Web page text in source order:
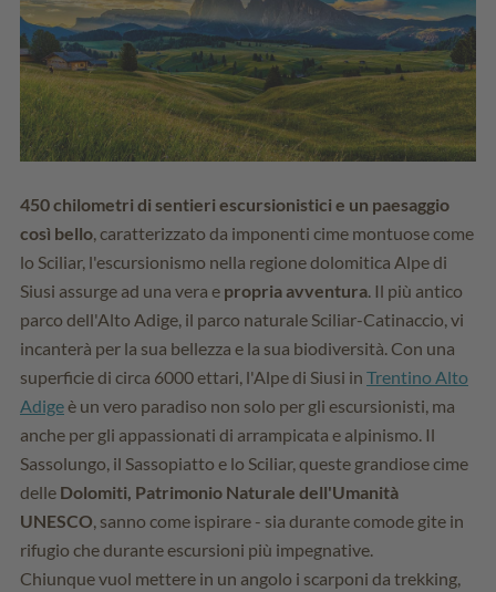
450 chilometri di sentieri escursionistici e un paesaggio
così bello, caratterizzato da imponenti cime montuose come
lo Sciliar, l'escursionismo nella regione dolomitica Alpe di
Siusi assurge ad una vera e propria avventura. Il più antico
parco dell'Alto Adige, il parco naturale Sciliar-Catinaccio, vi
incanterà per la sua bellezza e la sua biodiversità. Con una
superficie di circa 6000 ettari, l'Alpe di Siusi in Trentino Alto
Adigeè un vero paradiso non solo per gli escursionisti, ma
anche per gli appassionati di arrampicata e alpinismo. Il
Sassolungo, il Sassopiatto e lo Sciliar, queste grandiose cime
delle Dolomiti, Patrimonio Naturale dell'Umanità
UNESCO, sanno come ispirare - sia durante comode gite in
rifugio che durante escursioni più impegnative.
Chiunque vuol mettere in un angolo i scarponi da trekking,